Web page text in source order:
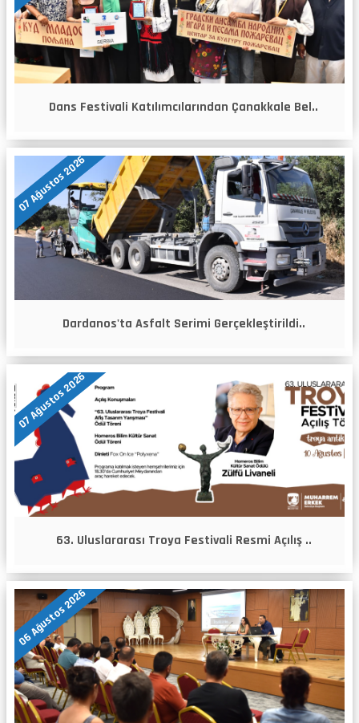
Dans Festivali Katılımcılarından Çanakkale Bel..
07 Ağustos 2026
Dardanos'ta Asfalt Serimi Gerçekleştirildi..
07 Ağustos 2026
63. Uluslararası Troya Festivali Resmi Açılış ..
06 Ağustos 2026